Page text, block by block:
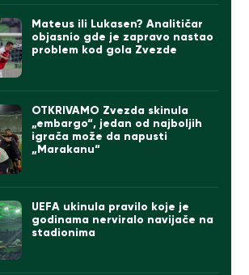
Mateus ili Lukasen? Analitičar
objasnio gde je zapravo nastao
problem kod gola Zvezde
OTKRIVAMO Zvezda skinula
„embargo“, jedan od najboljih
igrača može da napusti
„Marakanu“
UEFA ukinula pravilo koje je
godinama nerviralo navijače na
stadionima